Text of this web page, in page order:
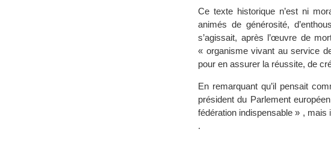
Ce texte historique n’est ni
animés de générosité,
s’agissait, après l’œuvre de
« organisme vivant au service
pour en assurer la réussite, de
En remarquant qu’il pensait
président du Parlement
fédération indispensable » ,
.